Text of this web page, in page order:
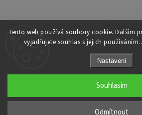
Tento web používá soubory cookie. Dalším
vyjadřujete souhlas s jejich
Nastavení
Odmítnout
Souhlasím
Copyright 2026ANNA PERLY.cz.